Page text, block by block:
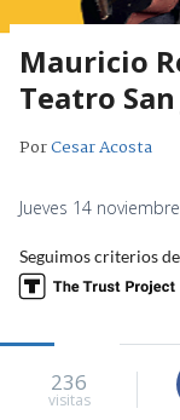
Mauricio
Teatro
PorCesar Acosta
Jueves 14
Seguimos criterios de
236
visitas